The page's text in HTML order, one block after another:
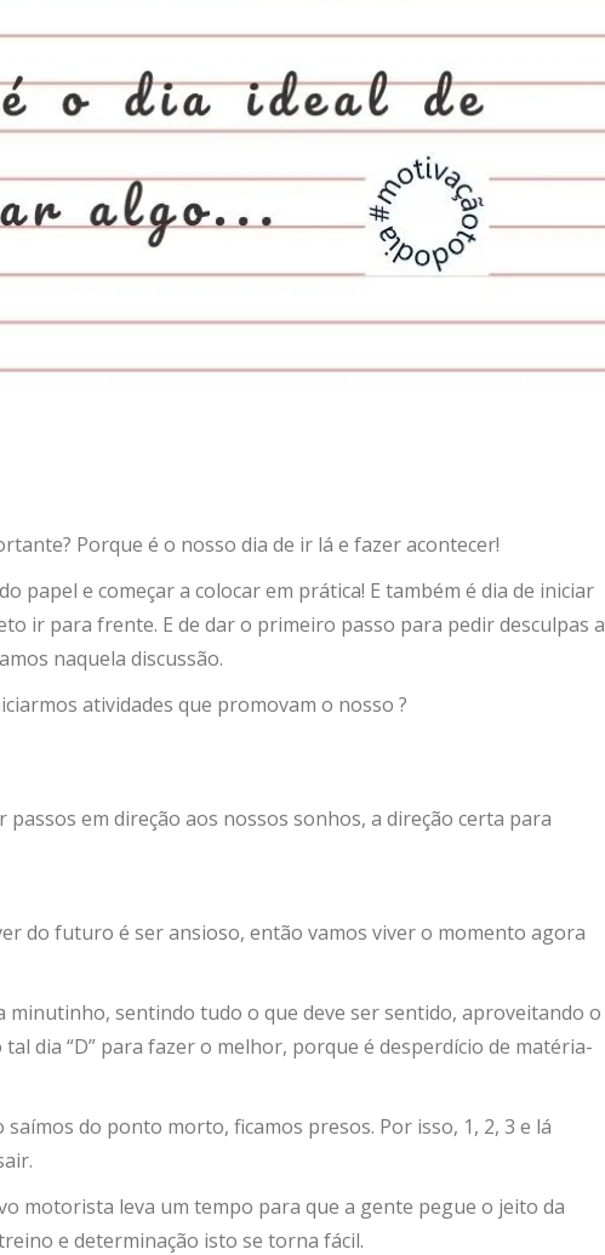
Porque é o nosso dia de ir lá e fazer acontecer!
papel e começar a colocar em prática! E também é dia de iniciar
ir para frente. E de dar o primeiro passo para pedir desculpas a
naquela discussão.
atividades que promovam o nosso ?
em direção aos nossos sonhos, a direção certa para
do futuro é ser ansioso, então vamos viver o momento agora
minutinho, sentindo tudo o que deve ser sentido, aproveitando o
dia “D” para fazer o melhor, porque é desperdício de matéria-
do ponto morto, ficamos presos. Por isso, 1, 2, 3 e lá
motorista leva um tempo para que a gente pegue o jeito da
e determinação isto se torna fácil.